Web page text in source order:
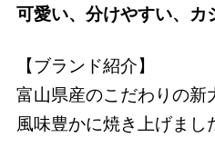
可愛い、分けやすい、カ
【ブランド紹介】
富山県産のこだわりの新
風味豊かに焼き上げまし